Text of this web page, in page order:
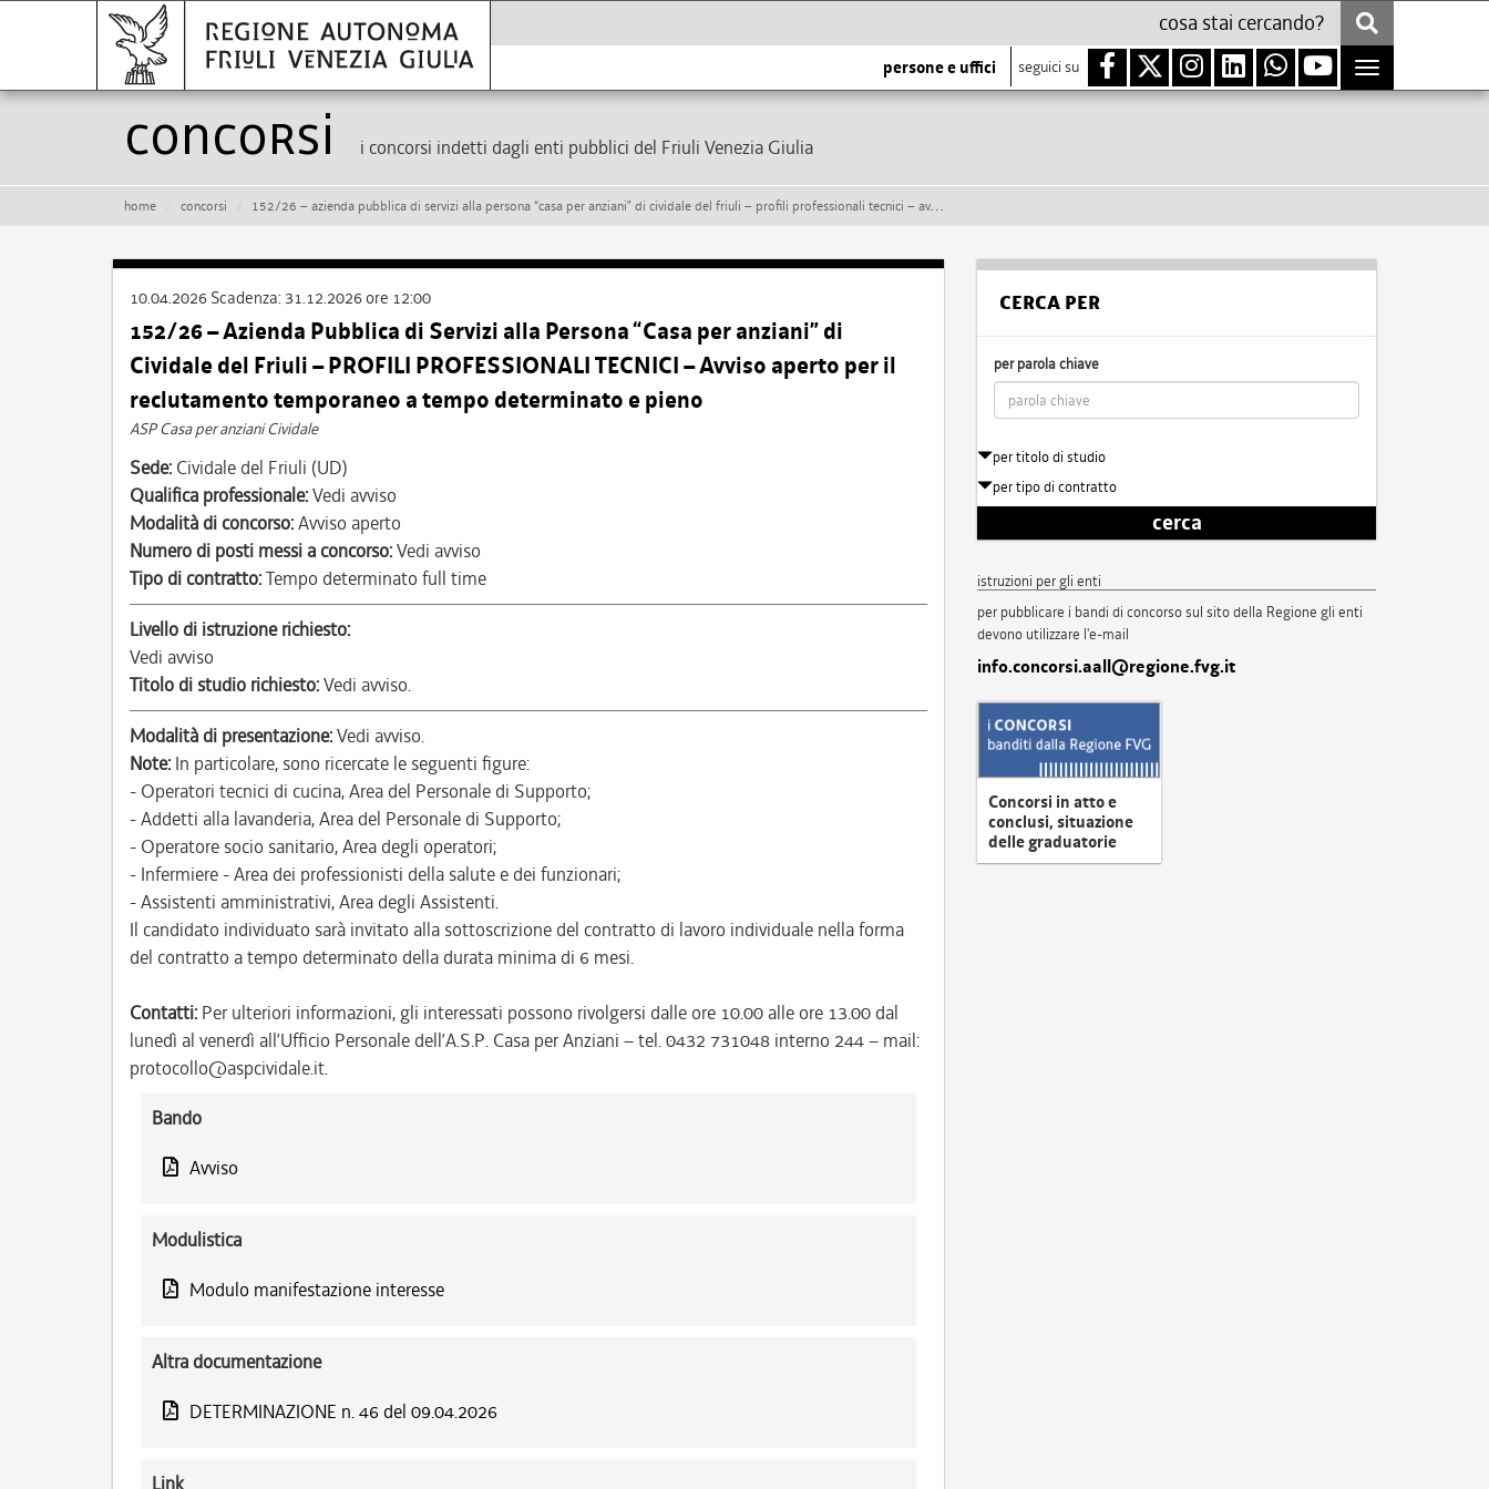
persone e uffici seguici su
Toggle
navigation
Concorsi i concorsi indetti dagli enti pubblici del Friuli Venezia Giulia
home concorsi 152/26 – azienda pubblica di servizi alla persona “casa per anziani” di cividale del friuli – profili professionali tecnici – avviso aperto per il reclutamento temporaneo a tempo determinato e pieno
10.04.2026 Scadenza: 31.12.2026 ore 12:00
152/26 – Azienda Pubblica di Servizi alla Persona “Casa per anziani” di
Cividale del Friuli – PROFILI PROFESSIONALI TECNICI – Avviso aperto per il
reclutamento temporaneo a tempo determinato e pieno
ASP Casa per anziani Cividale
Sede: Cividale del Friuli (UD)
Qualifica professionale:Vedi avviso
Modalità di concorso:Avviso aperto
Numero di posti messi a concorso:Vedi avviso
Tipo di contratto:Tempo determinato full time
Livello di istruzione richiesto:
Vedi avviso
Titolo di studio richiesto:Vedi avviso.
Modalità di presentazione:Vedi avviso.
Note: In particolare, sono ricercate le seguenti figure:
- Operatori tecnici di cucina, Area del Personale di Supporto;
- Addetti alla lavanderia, Area del Personale di Supporto;
- Operatore socio sanitario, Area degli operatori;
- Infermiere - Area dei professionisti della salute e dei funzionari;
- Assistenti amministrativi, Area degli Assistenti.
Il candidato individuato sarà invitato alla sottoscrizione del contratto di lavoro individuale nella forma
del contratto a tempo determinato della durata minima di 6 mesi.
Contatti: Per ulteriori informazioni, gli interessati possono rivolgersi dalle ore 10.00 alle ore 13.00 dal
lunedì al venerdì all’Ufficio Personale dell’A.S.P. Casa per Anziani – tel. 0432 731048 interno 244 – mail:
protocollo@aspcividale.it.
Bando
Avviso
Modulistica
Modulo manifestazione interesse
Altra documentazione
DETERMINAZIONE n. 46 del 09.04.2026
Link
CERCA PER
per parola chiave
per titolo di studio
per tipo di contratto
cerca
istruzioni per gli enti
per pubblicare i bandi di concorso sul sito della Regione gli enti
devono utilizzare l'e-mail
info.concorsi.aall@regione.fvg.it
Concorsi in atto e
conclusi, situazione
delle graduatorie